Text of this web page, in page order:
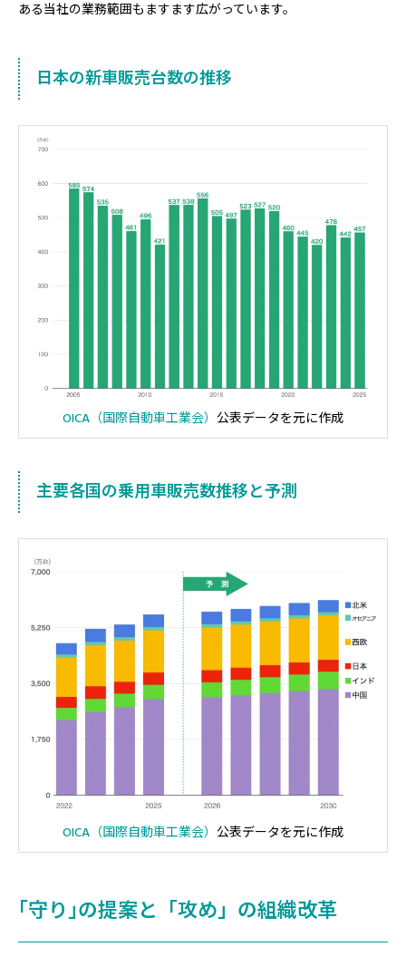
ある当社の業務範囲もますます広がっています。
日本の新車販売台数の推移
OICA（国際自動車工業会） 公表データを元に作成
主要各国の乗用車販売数推移と予測
OICA（国際自動車工業会） 公表データを元に作成
｢守り｣の提案と「攻め」の組織改革